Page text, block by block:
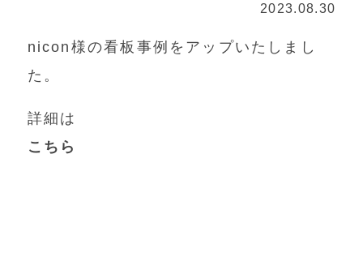
2023.08.30
nicon様の看板事例をアップいたしまし
た。
詳細は
こちら